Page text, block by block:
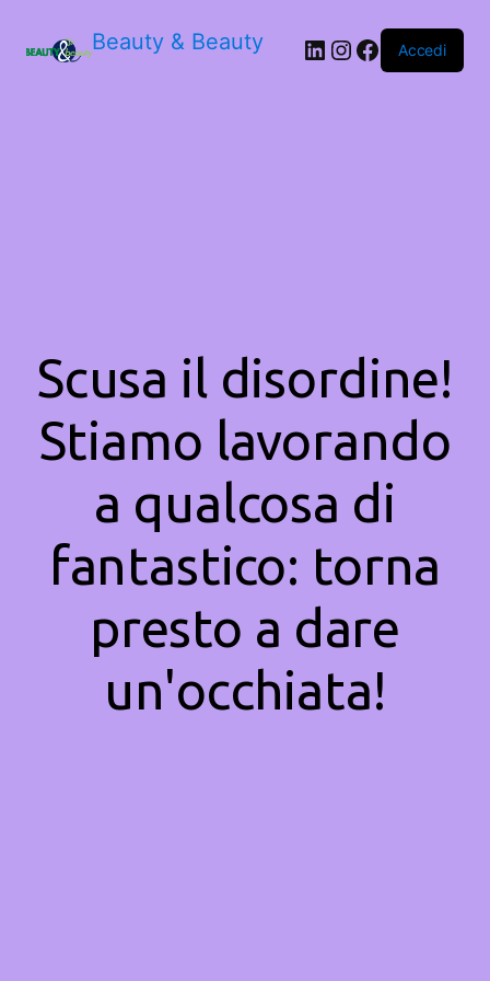
Beauty & Beauty LinkedIn
Instagram
Facebook
Accedi
Scusa il disordine!
Stiamo lavorando
a qualcosa di
fantastico: torna
presto a dare
un'occhiata!